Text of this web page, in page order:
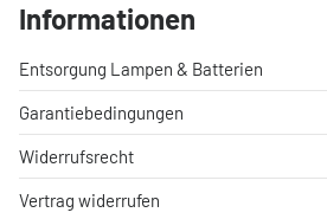
Informationen
Entsorgung Lampen & Batterien
Garantiebedingungen
Widerrufsrecht
Vertrag widerrufen